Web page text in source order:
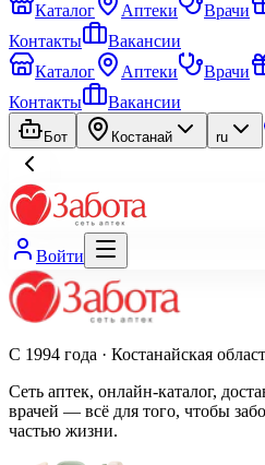
Каталог Аптеки Врачи
Контакты
Вакансии
Каталог
Аптеки Врачи
Контакты
Вакансии
Бот Костанай ru
Войти
С 1994 года · Костанайская
Сеть аптек, онлайн-каталог,
врачей — всё для того, чтобы
частью жизни.